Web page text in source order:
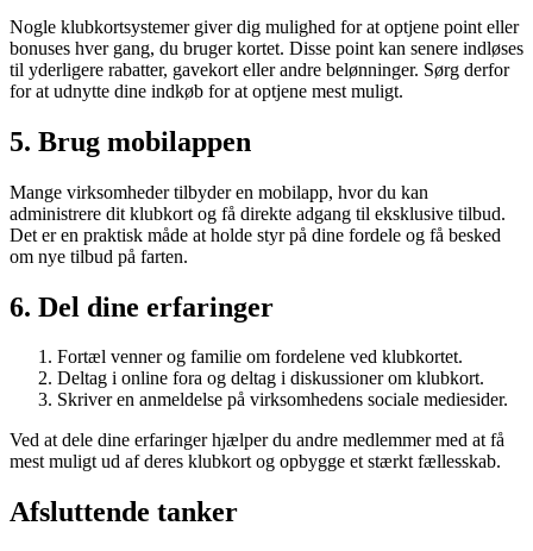
Nogle klubkortsystemer giver dig mulighed for at optjene point eller
bonuses hver gang, du bruger kortet. Disse point kan senere indløses
til yderligere rabatter, gavekort eller andre belønninger. Sørg derfor
for at udnytte dine indkøb for at optjene mest muligt.
5. Brug mobilappen
Mange virksomheder tilbyder en mobilapp, hvor du kan
administrere dit klubkort og få direkte adgang til eksklusive tilbud.
Det er en praktisk måde at holde styr på dine fordele og få besked
om nye tilbud på farten.
6. Del dine erfaringer
Fortæl venner og familie om fordelene ved klubkortet.
Deltag i online fora og deltag i diskussioner om klubkort.
Skriver en anmeldelse på virksomhedens sociale mediesider.
Ved at dele dine erfaringer hjælper du andre medlemmer med at få
mest muligt ud af deres klubkort og opbygge et stærkt fællesskab.
Afsluttende tanker